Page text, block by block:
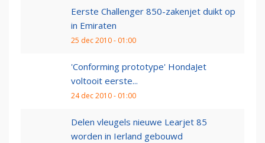
Eerste Challenger 850-zakenjet duikt op
in Emiraten
25 dec 2010 - 01:00
'Conforming prototype' HondaJet
voltooit eerste...
24 dec 2010 - 01:00
Delen vleugels nieuwe Learjet 85
worden in Ierland gebouwd